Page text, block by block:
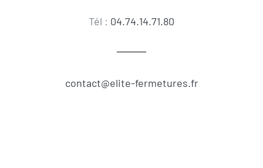
Tél : 04.74.14.71.80
contact@elite-fermetures.fr